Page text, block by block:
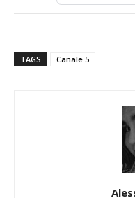
TAGS Canale 5